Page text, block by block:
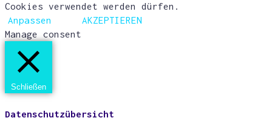
Cookies verwendet werden dürfen.
Anpassen
AKZEPTIEREN
Manage consent
Schließen
Datenschutzübersicht